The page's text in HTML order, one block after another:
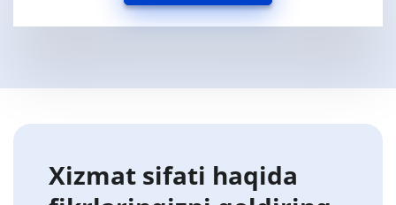
Xizmat sifati haqida